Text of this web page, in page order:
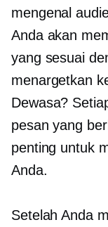
mengenal
Anda akan
yang sesuai
menargetkan
Dewasa?
pesan yang
penting untuk
Anda.
Setelah Anda